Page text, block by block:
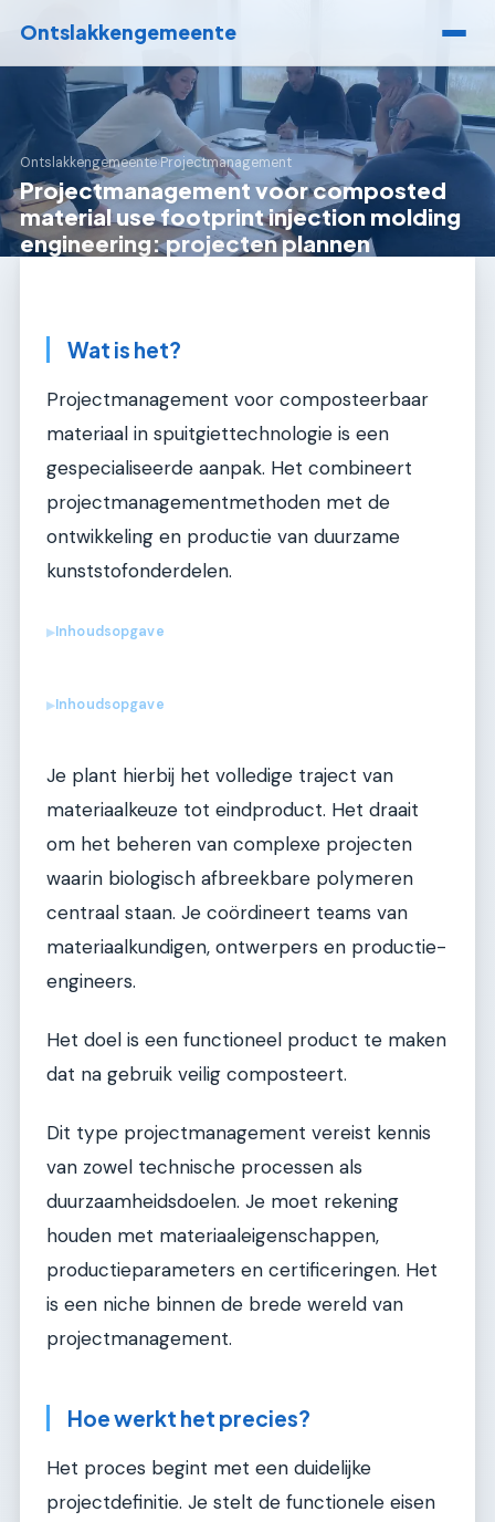
Ontslakkengemeente
Ontslakkengemeente›Projectmanagement
Projectmanagement voor composted
material use footprint injection molding
engineering: projecten plannen
Wat is het?
Projectmanagement voor composteerbaar
materiaal in spuitgiettechnologie is een
gespecialiseerde aanpak. Het combineert
projectmanagementmethoden met de
ontwikkeling en productie van duurzame
kunststofonderdelen.
▶Inhoudsopgave
▶Inhoudsopgave
Je plant hierbij het volledige traject van
materiaalkeuze tot eindproduct. Het draait
om het beheren van complexe projecten
waarin biologisch afbreekbare polymeren
centraal staan. Je coördineert teams van
materiaalkundigen, ontwerpers en productie-
engineers.
Het doel is een functioneel product te maken
dat na gebruik veilig composteert.
Dit type projectmanagement vereist kennis
van zowel technische processen als
duurzaamheidsdoelen. Je moet rekening
houden met materiaaleigenschappen,
productieparameters en certificeringen. Het
is een niche binnen de brede wereld van
projectmanagement.
Hoe werkt het precies?
Het proces begint met een duidelijke
projectdefinitie. Je stelt de functionele eisen